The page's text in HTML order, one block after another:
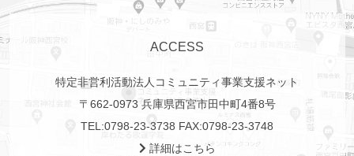
ACCESS
特定非営利活動法人コミュニティ事業支援ネット
〒662-0973 兵庫県西宮市田中町4番8号
TEL:0798-23-3738 FAX:0798-23-3748
詳細はこちら